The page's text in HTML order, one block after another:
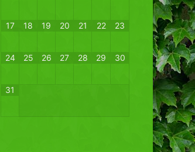
17 18 19 20 21 22 23
24 25 26 27 28 29 30
31